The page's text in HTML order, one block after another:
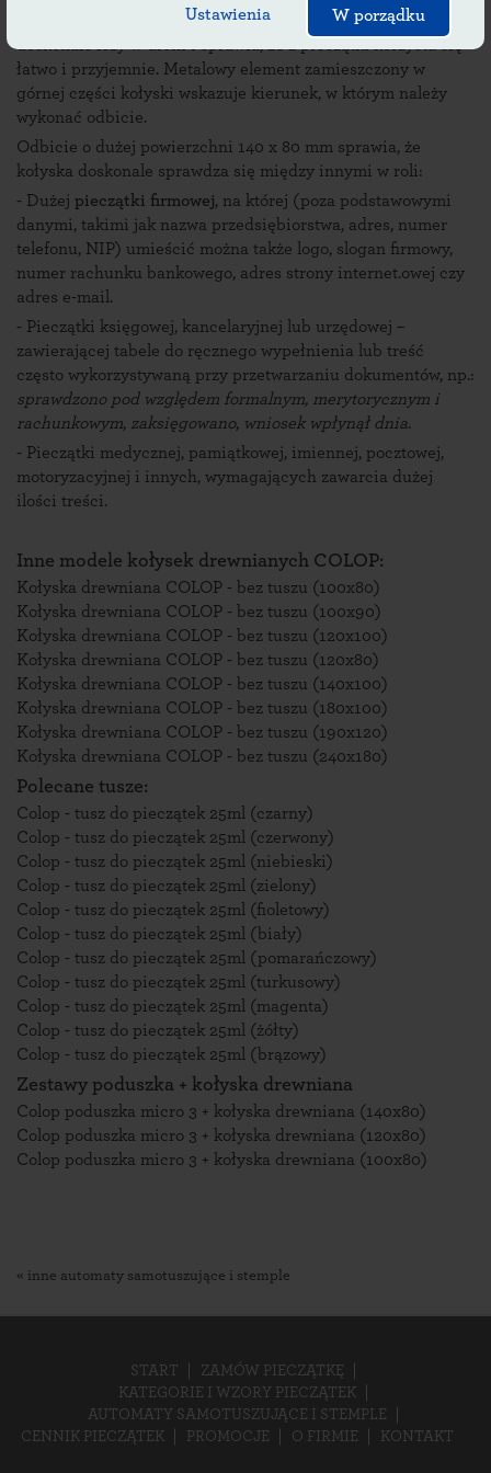
Ustawienia W porządku
wygoda użycia. Specjalnie zaprojektowany uchwyt
łatwo i przyjemnie. Metalowy element zamieszczony w
górnej części kołyski wskazuje kierunek, w którym należy
wykonać odbicie.
Odbicie o dużej powierzchni 140 x 80 mm sprawia, że
kołyska doskonale sprawdza się między innymi w roli:
- Dużej pieczątki firmowej, na której (poza podstawowymi
danymi, takimi jak nazwa przedsiębiorstwa, adres, numer
telefonu, NIP) umieścić można także logo, slogan firmowy,
numer rachunku bankowego, adres strony internet.owej czy
adres e-mail.
- Pieczątki księgowej, kancelaryjnej lub urzędowej –
zawierającej tabele do ręcznego wypełnienia lub treść
często wykorzystywaną przy przetwarzaniu dokumentów, np.:
sprawdzono pod względem formalnym, merytorycznym i
rachunkowym, zaksięgowano, wniosek wpłynął dnia.
- Pieczątki medycznej, pamiątkowej, imiennej, pocztowej,
motoryzacyjnej i innych, wymagających zawarcia dużej
ilości treści.
Inne modele kołysek drewnianych COLOP:
Kołyska drewniana COLOP - bez tuszu (100x80)
Kołyska drewniana COLOP - bez tuszu (100x90)
Kołyska drewniana COLOP - bez tuszu (120x100)
Kołyska drewniana COLOP - bez tuszu (120x80)
Kołyska drewniana COLOP - bez tuszu (140x100)
Kołyska drewniana COLOP - bez tuszu (180x100)
Kołyska drewniana COLOP - bez tuszu (190x120)
Kołyska drewniana COLOP - bez tuszu (240x180)
Polecane tusze:
Colop - tusz do pieczątek 25ml (czarny)
Colop - tusz do pieczątek 25ml (czerwony)
Colop - tusz do pieczątek 25ml (niebieski)
Colop - tusz do pieczątek 25ml (zielony)
Colop - tusz do pieczątek 25ml (fioletowy)
Colop - tusz do pieczątek 25ml (biały)
Colop - tusz do pieczątek 25ml (pomarańczowy)
Colop - tusz do pieczątek 25ml (turkusowy)
Colop - tusz do pieczątek 25ml (magenta)
Colop - tusz do pieczątek 25ml (żółty)
Colop - tusz do pieczątek 25ml (brązowy)
Zestawy poduszka + kołyska drewniana
Colop poduszka micro 3 + kołyska drewniana (140x80)
Colop poduszka micro 3 + kołyska drewniana (120x80)
Colop poduszka micro 3 + kołyska drewniana (100x80)
« inne automaty samotuszujące i stemple
START
ZAMÓW PIECZĄTKĘ
KATEGORIE I WZORY PIECZĄTEK
AUTOMATY SAMOTUSZUJĄCE I STEMPLE
CENNIK PIECZĄTEK
PROMOCJE O FIRMIE KONTAKT